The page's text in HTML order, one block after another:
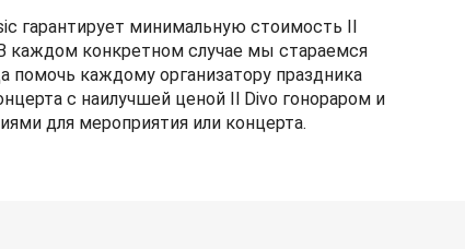
гарантирует минимальную стоимость Il
каждом конкретном случае мы стараемся
помочь каждому организатору праздника
с наилучшей ценой Il Divo гонораром и
для мероприятия или концерта.